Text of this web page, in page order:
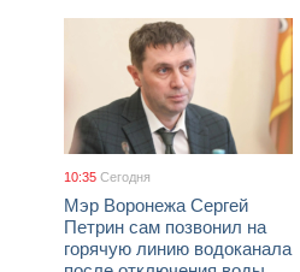
10:35 Сегодня
Мэр Воронежа Сергей
Петрин сам позвонил на
горячую линию водоканала